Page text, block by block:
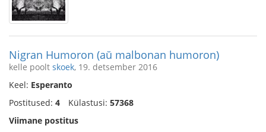
Nigran Humoron (aŭ malbonan humoron)
kelle poolt skoek, 19. detsember 2016
Keel: Esperanto
Postitused: 4 Külastusi: 57368
Viimane postitus